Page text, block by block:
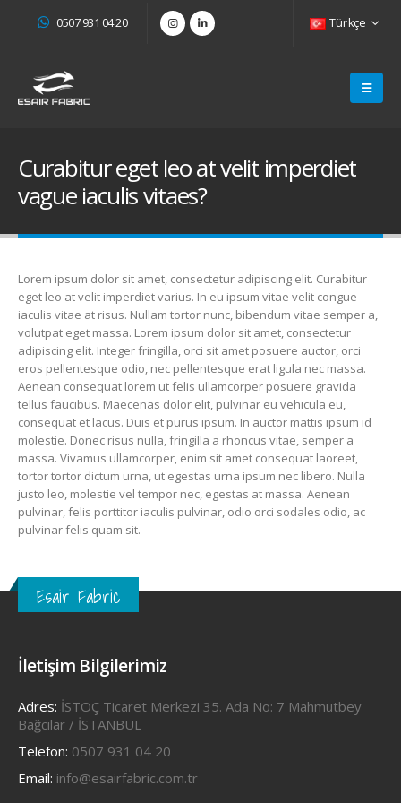
0507 931 04 20 Türkçe
Curabitur eget leo at velit imperdiet
vague iaculis vitaes?
Lorem ipsum dolor sit amet, consectetur adipiscing elit. Curabitur
eget leo at velit imperdiet varius. In eu ipsum vitae velit congue
iaculis vitae at risus. Nullam tortor nunc, bibendum vitae semper a,
volutpat eget massa. Lorem ipsum dolor sit amet, consectetur
adipiscing elit. Integer fringilla, orci sit amet posuere auctor, orci
eros pellentesque odio, nec pellentesque erat ligula nec massa.
Aenean consequat lorem ut felis ullamcorper posuere gravida
tellus faucibus. Maecenas dolor elit, pulvinar eu vehicula eu,
consequat et lacus. Duis et purus ipsum. In auctor mattis ipsum id
molestie. Donec risus nulla, fringilla a rhoncus vitae, semper a
massa. Vivamus ullamcorper, enim sit amet consequat laoreet,
tortor tortor dictum urna, ut egestas urna ipsum nec libero. Nulla
justo leo, molestie vel tempor nec, egestas at massa. Aenean
pulvinar, felis porttitor iaculis pulvinar, odio orci sodales odio, ac
pulvinar felis quam sit.
Esair Fabric
İletişim Bilgilerimiz
Adres: İSTOÇ Ticaret Merkezi 35. Ada No: 7 Mahmutbey
Bağcılar / İSTANBUL
Telefon: 0507 931 04 20
Email: info@esairfabric.com.tr